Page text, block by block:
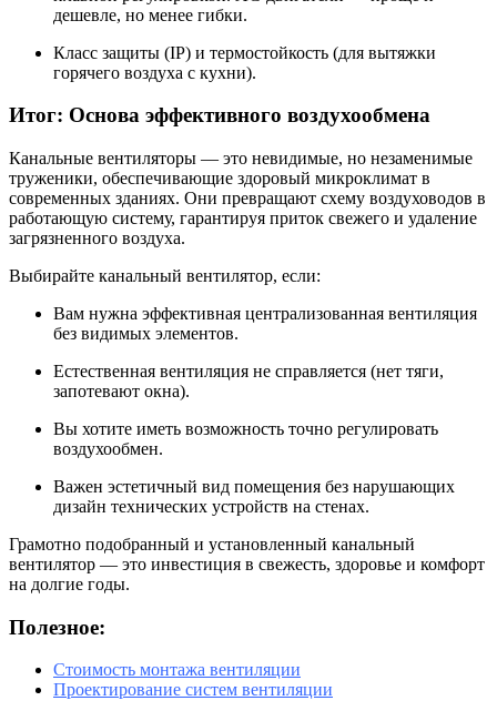
дешевле, но менее гибки.
Класс защиты (IP) и термостойкость (для вытяжки
горячего воздуха с кухни).
Итог: Основа эффективного воздухообмена
Канальные вентиляторы — это невидимые, но незаменимые
труженики, обеспечивающие здоровый микроклимат в
современных зданиях. Они превращают схему воздуховодов в
работающую систему, гарантируя приток свежего и удаление
загрязненного воздуха.
Выбирайте канальный вентилятор, если:
Вам нужна эффективная централизованная вентиляция
без видимых элементов.
Естественная вентиляция не справляется (нет тяги,
запотевают окна).
Вы хотите иметь возможность точно регулировать
воздухообмен.
Важен эстетичный вид помещения без нарушающих
дизайн технических устройств на стенах.
Грамотно подобранный и установленный канальный
вентилятор — это инвестиция в свежесть, здоровье и комфорт
на долгие годы.
Полезное:
Стоимость монтажа вентиляции
Проектирование систем вентиляции